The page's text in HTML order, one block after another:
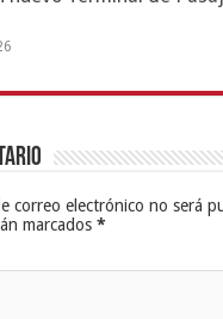
correo electrónico no será
marcados*